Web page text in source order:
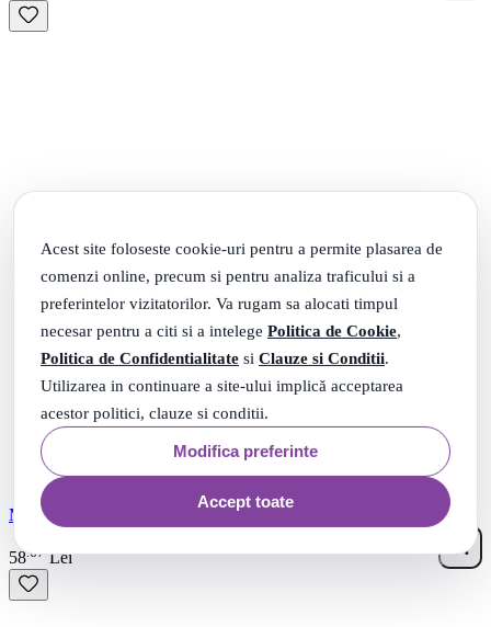
Acest site foloseste cookie-uri pentru a permite plasarea de
comenzi online, precum si pentru analiza traficului si a
preferintelor vizitatorilor. Va rugam sa alocati timpul
necesar pentru a citi si a intelege Politica de Cookie,
Politica de Confidentialitate si Clauze si Conditii.
Utilizarea in continuare a site-ului implică acceptarea
acestor politici, clauze si conditii.
Modifica preferinte
Accept toate
Maceta cu maner de polipropilena, dimensiuni lama 500x66 mm
58.67Lei